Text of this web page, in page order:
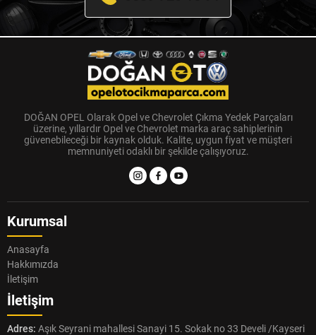
DOĞAN OPEL Olarak Opel ve Chevrolet Çıkma Yedek Parçaları
üzerine, yıllardır Opel ve Chevrolet marka araç sahiplerinin
güvenebileceği bir kaynak olduk. Kalite, uygun fiyat ve müşteri
memnuniyeti odaklı bir şekilde çalışıyoruz.
Kurumsal
Anasayfa
Hakkımızda
İletişim
İletişim
Adres: Aşık Seyrani mahallesi Sanayi 15. Sokak no 33 Develi /Kayseri